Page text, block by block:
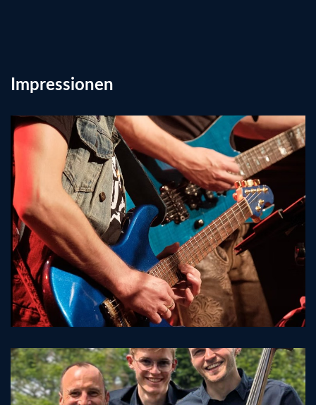
Impressionen